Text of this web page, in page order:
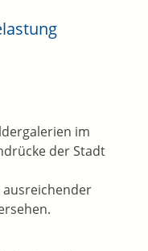
im
der Stadt